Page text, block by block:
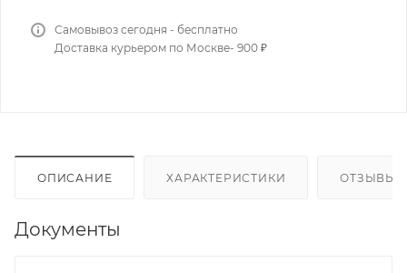
Самовывоз сегодня - бесплатно
Доставка курьером по Москве- 900 ₽
ОПИСАНИЕ ХАРАКТЕРИСТИКИ ОТЗЫВЫ
Документы